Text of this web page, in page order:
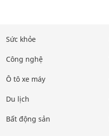
Sức khỏe
Công nghệ
Ô tô xe máy
Du lịch
Bất động sản